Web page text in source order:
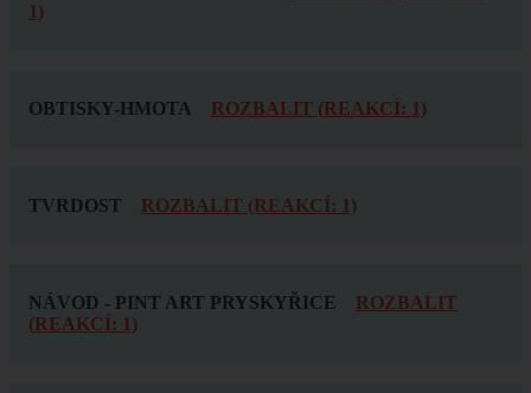
1)
OBTISKY-HMOTA ROZBALIT (REAKCÍ: 1)
TVRDOST ROZBALIT (REAKCÍ: 1)
NÁVOD - PINT ART PRYSKYŘICE
ROZBALIT
(REAKCÍ: 1)